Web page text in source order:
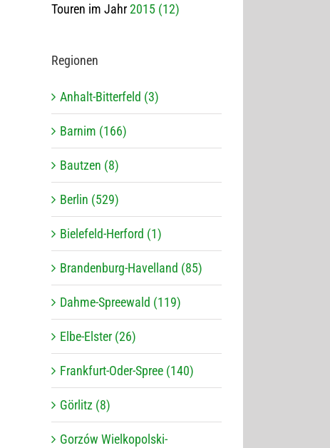
Touren im Jahr2015 (12)
Regio­nen
Anhalt-Bitterfeld (3)
Barnim (166)
Bautzen (8)
Berlin (529)
Bielefeld-Herford (1)
Brandenburg-Havelland (85)
Dahme-Spreewald (119)
Elbe-Elster (26)
Frankfurt-Oder-Spree (140)
Görlitz (8)
Gorzów Wielkopolski-